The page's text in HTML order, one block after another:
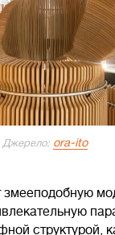
Джерело: ora-ito
структурой,